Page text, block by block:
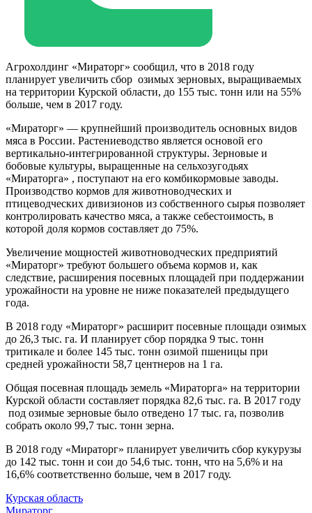
Агрохолдинг «Мираторг» сообщил, что в 2018 году
планирует увеличить сбор озимых зерновых, выращиваемых
на территории Курской области, до 155 тыс. тонн или на 55%
больше, чем в 2017 году.
«Мираторг» — крупнейший производитель основных видов
мяса в России. Растениеводство является основой его
вертикально-интегрированной структуры. Зерновые и
бобовые культуры, выращенные на сельхозугодьях
«Мираторга» , поступают на его комбикормовые заводы.
Производство кормов для животноводческих и
птицеводческих дивизионов из собственного сырья позволяет
контролировать качество мяса, а также себестоимость, в
которой доля кормов составляет до 75%.
Увеличение мощностей животноводческих предприятий
«Мираторг» требуют большего объема кормов и, как
следствие, расширения посевных площадей при поддержании
урожайности на уровне не ниже показателей предыдущего
года.
В 2018 году «Мираторг» расширит посевные площади озимых
до 26,3 тыс. га. И планирует сбор порядка 9 тыс. тонн
тритикале и более 145 тыс. тонн озимой пшеницы при
средней урожайности 58,7 центнеров на 1 га.
Общая посевная площадь земель «Мираторга» на территории
Курской области составляет порядка 82,6 тыс. га. В 2017 году
под озимые зерновые было отведено 17 тыс. га, позволив
собрать около 99,7 тыс. тонн зерна.
В 2018 году «Мираторг» планирует увеличить сбор кукурузы
до 142 тыс. тонн и сои до 54,6 тыс. тонн, что на 5,6% и на
16,6% соответственно больше, чем в 2017 году.
Курская область
Мираторг